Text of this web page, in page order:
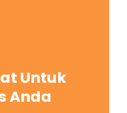
Untuk
Anda